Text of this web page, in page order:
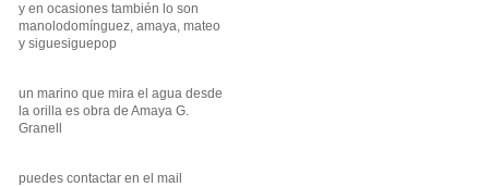
y en ocasiones también lo son
manolodomínguez, amaya, mateo
y siguesiguepop
un marino que mira el agua desde
la orilla es obra de Amaya G.
Granell
puedes contactar en el mail